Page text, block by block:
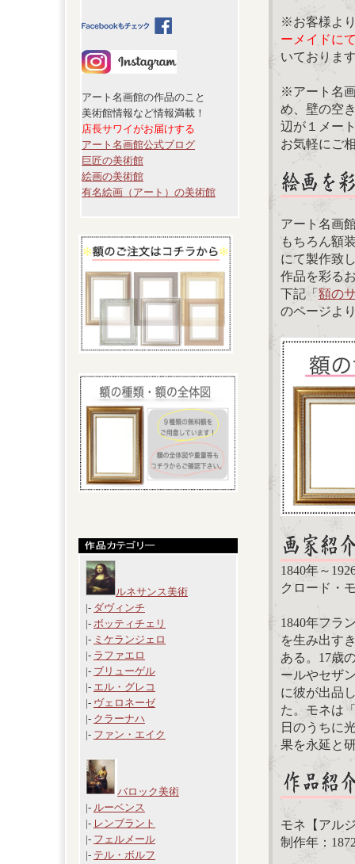
アート名画館の作品のこと
美術館情報など情報満載！
店長サワイがお届けする
アート名画館公式ブログ
巨匠の美術館
絵画の美術館
有名絵画（アート）の美術館
ルネサンス美術
|- ダヴィンチ
|- ボッティチェリ
|- ミケランジェロ
|- ラファエロ
|- ブリューゲル
|- エル・グレコ
|- ヴェロネーゼ
|- クラーナハ
|- ファン・エイク
バロック美術
|- ルーベンス
|- レンブラント
|- フェルメール
|- テル・ボルフ
※お客様よ
ーメイドに
いておりま
※アート名
め、壁の空
辺が１メー
お気軽にご
アート名画
もちろん額
にて製作致
作品を彩る
下記「額の
のページよ
1840年～
クロード
1840年フラ
を生み出す
ある。17歳
ールやセザ
に彼が出品
た。モネは
日のうちに
果を永延と
モネ【アル
制作年：